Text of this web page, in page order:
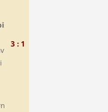
3 : 1